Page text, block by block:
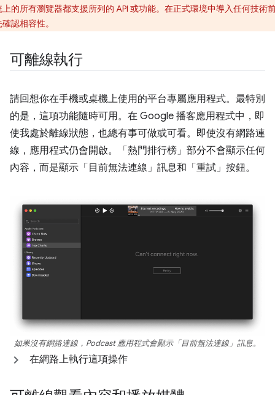
上的所有瀏覽器都支援所列的 API 或功能。在正式環境中導入任何技術
認相容性。
可離線執行
請回想你在手機或桌機上使用的平台專屬應用程式。最特別
的是，這項功能隨時可用。在 Google 播客應用程式中，即
使我處於離線狀態，也總有事可做或可看。即使沒有網路連
線，應用程式仍會開啟。「熱門排行榜」 部分不會顯示任何
內容，而是顯示「目前無法連線」 訊息和「重試」 按鈕。
如果沒有網路連線，Podcast 應用程式會顯示「目前無法連線」訊息。
在網路上執行這項操作